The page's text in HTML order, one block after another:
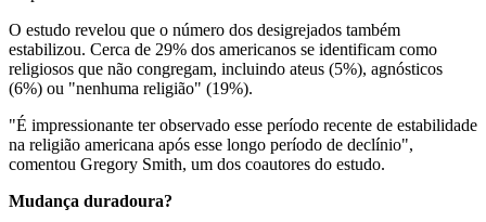
O estudo revelou que o número dos desigrejados também
estabilizou. Cerca de 29% dos americanos se identificam como
religiosos que não congregam, incluindo ateus (5%), agnósticos
(6%) ou "nenhuma religião" (19%).
"É impressionante ter observado esse período recente de estabilidade
na religião americana após esse longo período de declínio",
comentou Gregory Smith, um dos coautores do estudo.
Mudança duradoura?